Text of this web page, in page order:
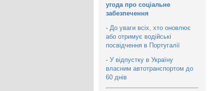
угода про соціальне
забезпечення
- До уваги всіх, хто оновлює
або отримує водійські
посвідчення в Португалії
- У відпустку в Україну
власним автотранспортом до
60 днів